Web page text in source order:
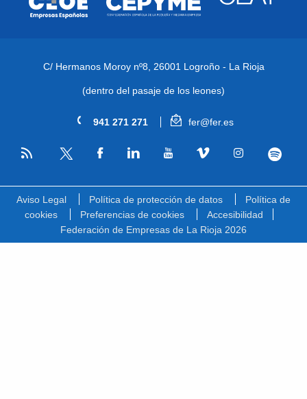
C/ Hermanos Moroy nº8, 26001 Logroño - La Rioja
(dentro del pasaje de los leones)
941 271 271 fer@fer.es
RSS
Aviso Legal Política de protección de datos
Política de
cookies
Preferencias de cookies
Accesibilidad
Federación de Empresas de La Rioja 2026